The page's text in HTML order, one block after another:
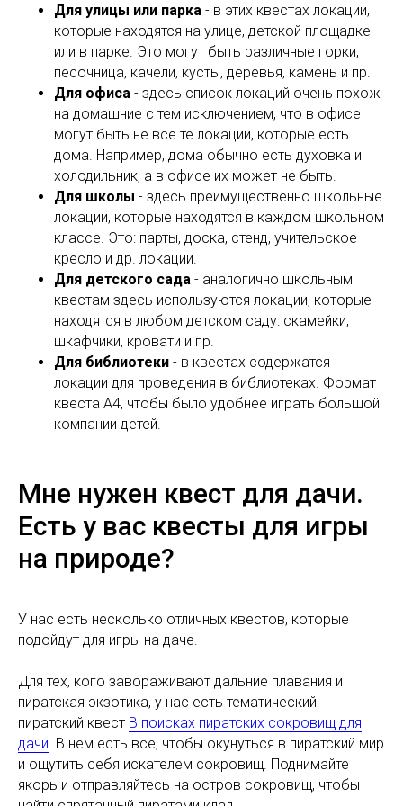
Для улицы или парка - в этих квестах локации,
которые находятся на улице, детской площадке
или в парке. Это могут быть различные горки,
песочница, качели, кусты, деревья, камень и пр.
Для офиса - здесь список локаций очень похож
на домашние с тем исключением, что в офисе
могут быть не все те локации, которые есть
дома. Например, дома обычно есть духовка и
холодильник, а в офисе их может не быть.
Для школы - здесь преимущественно школьные
локации, которые находятся в каждом школьном
классе. Это: парты, доска, стенд, учительское
кресло и др. локации.
Для детского сада - аналогично школьным
квестам здесь используются локации, которые
находятся в любом детском саду: скамейки,
шкафчики, кровати и пр.
Для библиотеки - в квестах содержатся
локации для проведения в библиотеках. Формат
квеста А4, чтобы было удобнее играть большой
компании детей.
Мне нужен квест для дачи.
Есть у вас квесты для игры
на природе?
У нас есть несколько отличных квестов, которые
подойдут для игры на даче.
Для тех, кого завораживают дальние плавания и
пиратская экзотика, у нас есть тематический
пиратский квест В поисках пиратских сокровищ для
дачи. В нем есть все, чтобы окунуться в пиратский мир
и ощутить себя искателем сокровищ. Поднимайте
якорь и отправляйтесь на остров сокровищ, чтобы